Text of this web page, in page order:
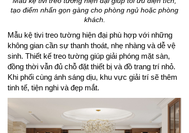
tạo điểm nhấn gọn gàng cho phòng ngủ hoặc phòng
khách.
Mẫu kệ tivi treo tường hiện đại phù hợp với những
không gian cần sự thanh thoát, nhẹ nhàng và dễ vệ
sinh. Thiết kế treo tường giúp giải phóng mặt sàn,
đồng thời vẫn đủ chỗ đặt thiết bị và đồ trang trí nhỏ.
Khi phối cùng ánh sáng dịu, khu vực giải trí sẽ thêm
tinh tế, tiện nghi và đẹp mắt.